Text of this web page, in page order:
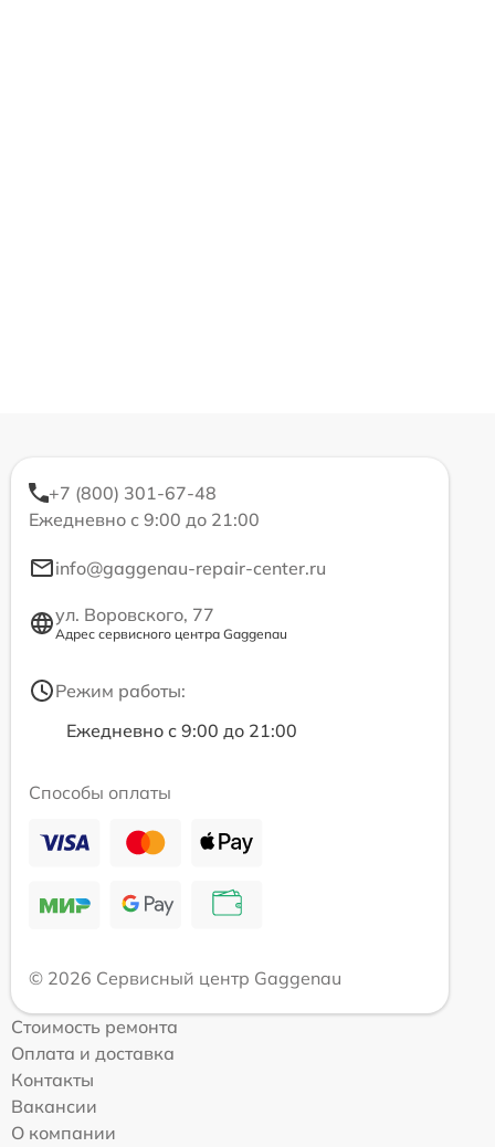
+7 (800) 301-67-48
Ежедневно с 9:00 до 21:00
info@gaggenau-repair-center.ru
ул. Воровского, 77
Адрес сервисного центра Gaggenau
Режим работы:
Ежедневно с 9:00 до 21:00
Способы оплаты
© 2026 Сервисный центр Gaggenau
Стоимость ремонта
Оплата и доставка
Контакты
Вакансии
О компании